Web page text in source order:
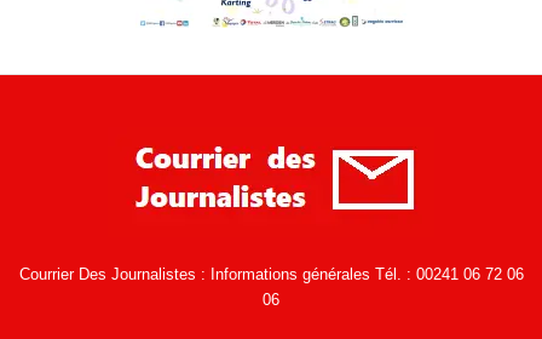
Courrier Des Journalistes : Informations générales Tél. : 00241 06 72 06
06